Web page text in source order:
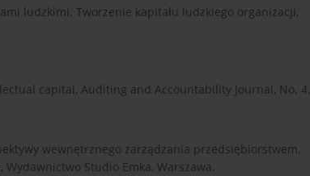
ludzkimi. Tworzenie kapitału ludzkiego organizacji,
capital, Auditing and Accountability Journal, No. 4.
wewnętrznego zarządzania przedsiębiorstwem,
Studio Emka, Warszawa.